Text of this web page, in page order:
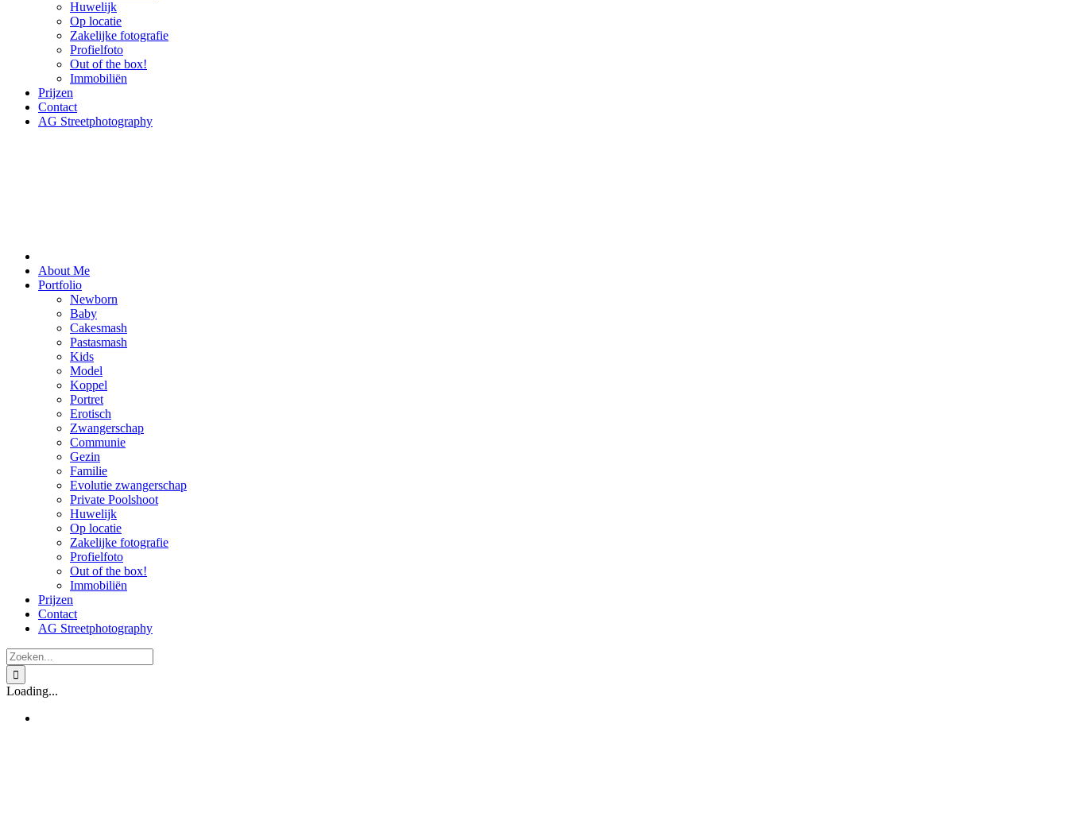
Huwelijk
Op locatie
Zakelijke fotografie
Profielfoto
Out of the box!
Immobiliën
Prijzen
Contact
AG Streetphotography
About Me
Portfolio
Newborn
Baby
Cakesmash
Pastasmash
Kids
Model
Koppel
Portret
Erotisch
Zwangerschap
Communie
Gezin
Familie
Evolutie zwangerschap
Private Poolshoot
Huwelijk
Op locatie
Zakelijke fotografie
Profielfoto
Out of the box!
Immobiliën
Prijzen
Contact
AG Streetphotography
Zoeken
naar:
Loading...